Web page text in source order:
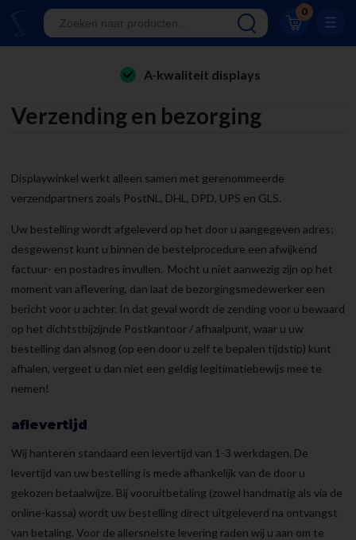
0
kaarthouders
winkelinrichting & retail displays
kantoorartikelen
Klantwaardering 8.9
A-kwaliteit displays
Eigen productie
Klantwaardering 8.9
Verzending en bezorging
Displaywinkel werkt alleen samen met gerenommeerde
verzendpartners zoals PostNL, DHL, DPD, UPS en GLS.
Uw bestelling wordt afgeleverd op het door u aangegeven adres;
desgewenst kunt u binnen de bestelprocedure een afwijkend
factuur- en postadres invullen. Mocht u niet aanwezig zijn op het
moment van aflevering, dan laat de bezorgingsmedewerker een
bericht voor u achter. In dat geval wordt de zending voor u bewaard
op het dichtstbijzijnde Postkantoor / afhaalpunt, waar u uw
bestelling dan alsnog (op een door u zelf te bepalen tijdstip) kunt
afhalen, vergeet u dan niet een geldig legitimatiebewijs mee te
nemen!
aflevertijd
Wij hanteren standaard een levertijd van 1-3 werkdagen. De
levertijd van uw bestelling is mede afhankelijk van de door u
gekozen betaalwijze. Bij vooruitbetaling (zowel handmatig als via de
online-kassa) wordt uw bestelling direct uitgeleverd na ontvangst
van betaling. Voor de allersnelste levering raden wij u aan om te